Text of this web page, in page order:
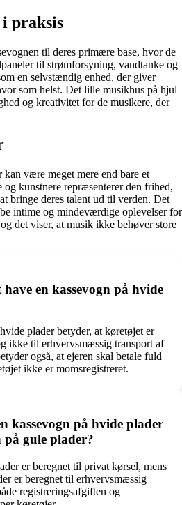
praksis
til deres primære base, hvor de
til strømforsyning, vandtanke og
en selvstændig enhed, der giver
som helst. Det lille musikhus på hjul
og kreativitet for de musikere, der
være meget mere end bare et
kunstnere repræsenterer den frihed,
bringe deres talent ud til verden. Det
intime og mindeværdige oplevelser for
det viser, at musik ikke behøver store
en kassevogn på hvide
plader betyder, at køretøjet er
ikke til erhvervsmæssig transport af
også, at ejeren skal betale fuld
ikke er momsregistreret.
kassevogn på hvide plader
på gule plader?
er beregnet til privat kørsel, mens
er beregnet til erhvervsmæssig
registreringsafgiften og